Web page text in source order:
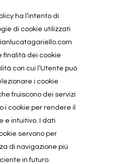
ha l’intento di
di cookie utilizzati
finalità dei cookie
con cui l’Utente può
i cookie
fruiscono dei servizi
i cookie per rendere il
e intuitivo. I dati
servono per
di navigazione più
in futuro.